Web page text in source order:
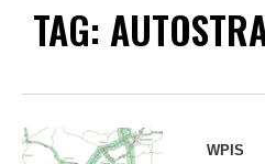
TAG:
Mapa potoków
WPIS